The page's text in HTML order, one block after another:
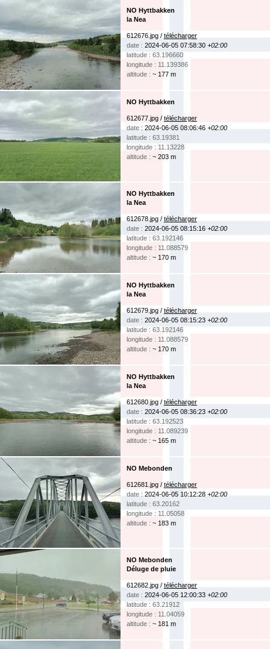
NO Hyttbakken
la Nea
612676.jpg / télécharger
date : 2024-06-05 07:58:30 +02:00
latitude : 63.196660
longitude : 11.139386
altitude : ~ 177 m
NO Hyttbakken
612677.jpg / télécharger
date : 2024-06-05 08:06:46 +02:00
latitude : 63.19381
longitude : 11.13228
altitude : ~ 203 m
NO Hyttbakken
la Nea
612678.jpg / télécharger
date : 2024-06-05 08:15:16 +02:00
latitude : 63.192146
longitude : 11.088579
altitude : ~ 170 m
NO Hyttbakken
la Nea
612679.jpg / télécharger
date : 2024-06-05 08:15:23 +02:00
latitude : 63.192146
longitude : 11.088579
altitude : ~ 170 m
NO Hyttbakken
la Nea
612680.jpg / télécharger
date : 2024-06-05 08:36:23 +02:00
latitude : 63.192523
longitude : 11.089239
altitude : ~ 165 m
NO Mebonden
612681.jpg / télécharger
date : 2024-06-05 10:12:28 +02:00
latitude : 63.20162
longitude : 11.05058
altitude : ~ 183 m
NO Mebonden
Déluge de pluie
612682.jpg / télécharger
date : 2024-06-05 12:00:33 +02:00
latitude : 63.21912
longitude : 11.04059
altitude : ~ 181 m